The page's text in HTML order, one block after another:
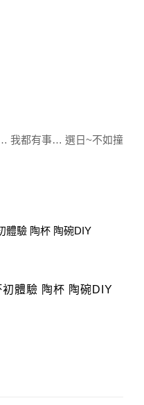
我都有事… 選日~不如撞
體驗 陶杯 陶碗DIY